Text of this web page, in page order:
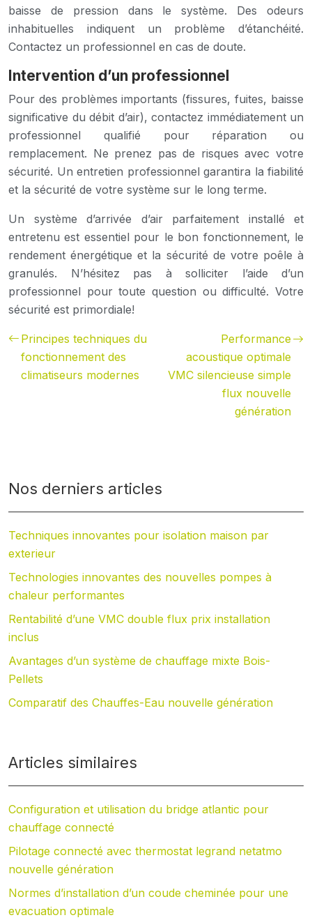
baisse de pression dans le système. Des odeurs
inhabituelles indiquent un problème d’étanchéité.
Contactez un professionnel en cas de doute.
Intervention d’un professionnel
Pour des problèmes importants (fissures, fuites, baisse
significative du débit d’air), contactez immédiatement un
professionnel qualifié pour réparation ou
remplacement. Ne prenez pas de risques avec votre
sécurité. Un entretien professionnel garantira la fiabilité
et la sécurité de votre système sur le long terme.
Un système d’arrivée d’air parfaitement installé et
entretenu est essentiel pour le bon fonctionnement, le
rendement énergétique et la sécurité de votre poêle à
granulés. N’hésitez pas à solliciter l’aide d’un
professionnel pour toute question ou difficulté. Votre
sécurité est primordiale!
Principes techniques du
fonctionnement des
climatiseurs modernes
Performance
acoustique optimale
VMC silencieuse simple
flux nouvelle
génération
Nos derniers articles
Techniques innovantes pour isolation maison par
exterieur
Technologies innovantes des nouvelles pompes à
chaleur performantes
Rentabilité d’une VMC double flux prix installation
inclus
Avantages d’un système de chauffage mixte Bois-
Pellets
Comparatif des Chauffes-Eau nouvelle génération
Articles similaires
Configuration et utilisation du bridge atlantic pour
chauffage connecté
Pilotage connecté avec thermostat legrand netatmo
nouvelle génération
Normes d’installation d’un coude cheminée pour une
evacuation optimale